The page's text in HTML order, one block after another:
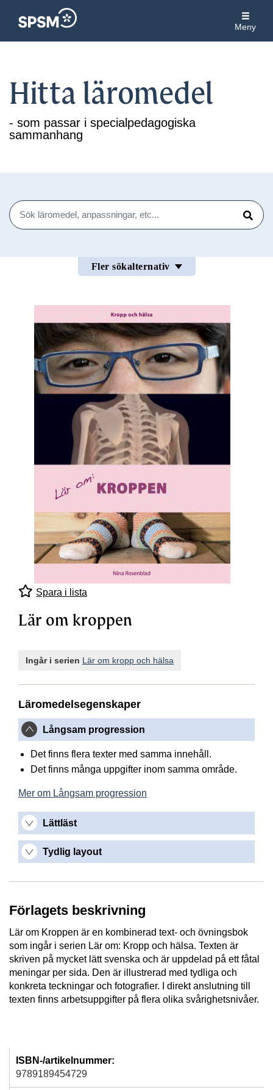
Meny
Hitta läromedel
- som passar i specialpedagogiska
sammanhang
Sök
Sök
Fler sökalternativ
Spara i lista
Lär om kroppen
Ingår i serien Lär om kropp och hälsa
Läromedelsegenskaper
Långsam progression
Det finns flera texter med samma innehåll.
Det finns många uppgifter inom samma område.
Mer om Långsam progression
Lättläst
Tydlig layout
Förlagets beskrivning
Lär om Kroppen är en kombinerad text- och övningsbok
som ingår i serien Lär om: Kropp och hälsa. Texten är
skriven på mycket lätt svenska och är uppdelad på ett fåtal
meningar per sida. Den är illustrerad med tydliga och
konkreta teckningar och fotografier. I direkt anslutning till
texten finns arbetsuppgifter på flera olika svårighetsnivåer.
ISBN-/artikelnummer:
9789189454729